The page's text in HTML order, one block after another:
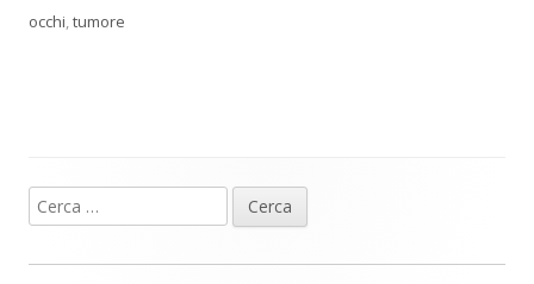
occhi,tumore
Barra
laterale
Ricerca
per: